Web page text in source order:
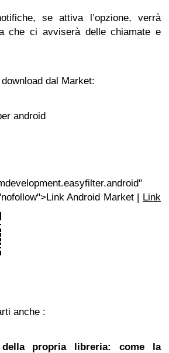
se attiva l’opzione, verrà
che ci avviserà delle chiamate e
dal Market:
android
Android Market | Link
anche :
propria libreria: come la